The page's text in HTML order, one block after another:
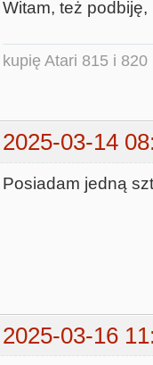
Witam, też
kupię Atari 815 i 820
2025-03-14
Posiadam jedną
2025-03-16